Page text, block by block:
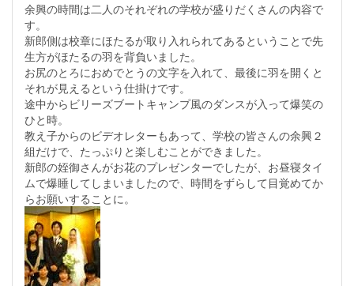
余興の時間は二人のそれぞれの学校が盛りだくさんの内容で
す。
新郎側は校章にほたるが取り入れられてあるということで先
生方がほたるの羽を背負いました。
お尻のとろにおめでとうの文字を入れて、最後に羽を開くと
それが見えるという仕掛けです。
途中からビリーズブートキャンプ風のダンスが入って爆笑の
ひと時。
教え子からのビデオレターもあって、学校の皆さんの余興２
組だけで、たっぷりと楽しむことができました。
新郎の姪御さんがお花のプレゼンターでしたが、お昼寝タイ
ムで爆睡してしまいましたので、時間をずらして目覚めてか
らお願いすることに。